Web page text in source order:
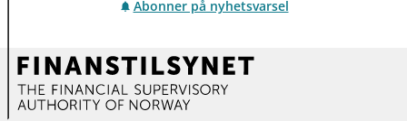
Abonner på nyhetsvarsel